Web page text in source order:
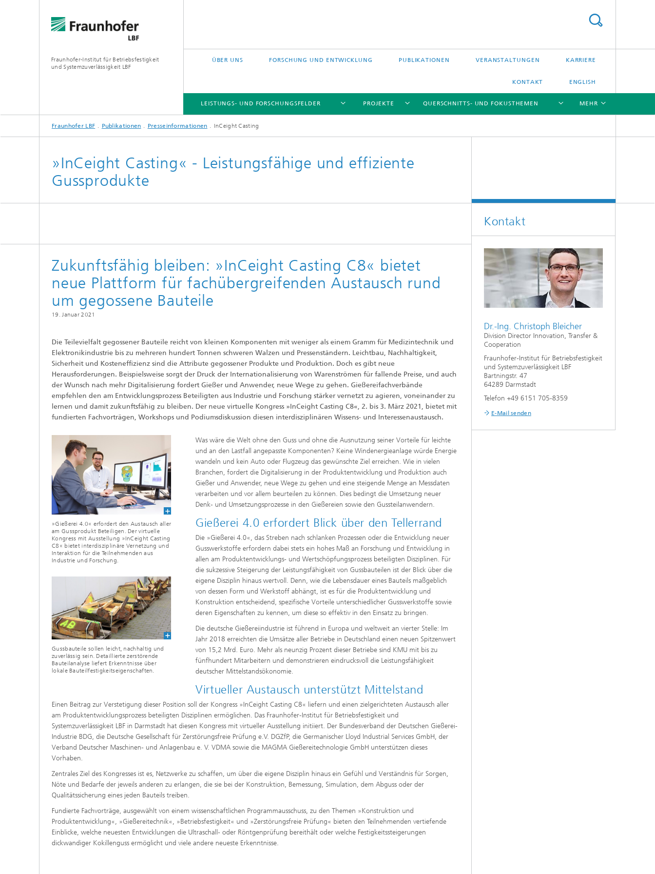
Fraunhofer-Institut für Betriebsfestigkeit
und Systemzuverlässigkeit LBF
ÜBER UNS FORSCHUNG UND ENTWICKLUNG PUBLIKATIONEN VERANSTALTUNGEN KARRIERE
KONTAKT ENGLISH
LEISTUNGS- UND FORSCHUNGSFELDER
LEISTUNGS- UND FORSCHUNGSFELDER
PROJEKTE
PROJEKTE
QUERSCHNITTS- UND FOKUSTHEMEN
QUERSCHNITTS- UND FOKUSTHEMEN
MEHR
Fraunhofer LBF Publikationen Presseinformationen InCeight Casting
»InCeight Casting« - Leistungsfähige und effiziente
Gussprodukte
Zukunftsfähig bleiben: »InCeight Casting C8« bietet
neue Plattform für fachübergreifenden Austausch rund
um gegossene Bauteile
19. Januar 2021
Die Teilevielfalt gegossener Bauteile reicht von kleinen Komponenten mit weniger als einem Gramm für Medizintechnik und
Elektronikindustrie bis zu mehreren hundert Tonnen schweren Walzen und Pressenständern. Leichtbau, Nachhaltigkeit,
Sicherheit und Kosteneffizienz sind die Attribute gegossener Produkte und Produktion. Doch es gibt neue
Herausforderungen. Beispielsweise sorgt der Druck der Internationalisierung von Warenströmen für fallende Preise, und auch
der Wunsch nach mehr Digitalisierung fordert Gießer und Anwender, neue Wege zu gehen. Gießereifachverbände
empfehlen den am Entwicklungsprozess Beteiligten aus Industrie und Forschung stärker vernetzt zu agieren, voneinander zu
lernen und damit zukunftsfähig zu bleiben. Der neue virtuelle Kongress »InCeight Casting C8«, 2. bis 3. März 2021, bietet mit
fundierten Fachvorträgen, Workshops und Podiumsdiskussion diesen interdisziplinären Wissens- und Interessenaustausch.
»Gießerei 4.0« erfordert den Austausch aller
am Gussprodukt Beteiligen. Der virtuelle
Kongress mit Ausstellung »InCeight Casting
C8« bietet interdisziplinäre Vernetzung und
Interaktion für die Teilnehmenden aus
Industrie und Forschung.
Gussbauteile sollen leicht, nachhaltig und
zuverlässig sein. Detaillierte zerstörende
Bauteilanalyse liefert Erkenntnisse über
lokale Bauteilfestigkeitseigenschaften.
Was wäre die Welt ohne den Guss und ohne die Ausnutzung seiner Vorteile für leichte
und an den Lastfall angepasste Komponenten? Keine Windenergieanlage würde Energie
wandeln und kein Auto oder Flugzeug das gewünschte Ziel erreichen. Wie in vielen
Branchen, fordert die Digitalisierung in der Produktentwicklung und Produktion auch
Gießer und Anwender, neue Wege zu gehen und eine steigende Menge an Messdaten
verarbeiten und vor allem beurteilen zu können. Dies bedingt die Umsetzung neuer
Denk- und Umsetzungsprozesse in den Gießereien sowie den Gussteilanwendern.
Gießerei 4.0 erfordert Blick über den Tellerrand
Die »Gießerei 4.0«, das Streben nach schlanken Prozessen oder die Entwicklung neuer
Gusswerkstoffe erfordern dabei stets ein hohes Maß an Forschung und Entwicklung in
allen am Produktentwicklungs- und Wertschöpfungsprozess beteiligten Disziplinen. Für
die sukzessive Steigerung der Leistungsfähigkeit von Gussbauteilen ist der Blick über die
eigene Disziplin hinaus wertvoll. Denn, wie die Lebensdauer eines Bauteils maßgeblich
von dessen Form und Werkstoff abhängt, ist es für die Produktentwicklung und
Konstruktion entscheidend, spezifische Vorteile unterschiedlicher Gusswerkstoffe sowie
deren Eigenschaften zu kennen, um diese so effektiv in den Einsatz zu bringen.
Die deutsche Gießereiindustrie ist führend in Europa und weltweit an vierter Stelle: Im
Jahr 2018 erreichten die Umsätze aller Betriebe in Deutschland einen neuen Spitzenwert
von 15,2 Mrd. Euro. Mehr als neunzig Prozent dieser Betriebe sind KMU mit bis zu
fünfhundert Mitarbeitern und demonstrieren eindrucksvoll die Leistungsfähigkeit
deutscher Mittelstandsökonomie.
Virtueller Austausch unterstützt Mittelstand
Einen Beitrag zur Verstetigung dieser Position soll der Kongress »InCeight Casting C8« liefern und einen zielgerichteten Austausch aller
am Produktentwicklungsprozess beteiligten Disziplinen ermöglichen. Das Fraunhofer-Institut für Betriebsfestigkeit und
Systemzuverlässigkeit LBF in Darmstadt hat diesen Kongress mit virtueller Ausstellung initiiert. Der Bundesverband der Deutschen Gießerei-
Industrie BDG, die Deutsche Gesellschaft für Zerstörungsfreie Prüfung e.V. DGZfP, die Germanischer Lloyd Industrial Services GmbH, der
Verband Deutscher Maschinen- und Anlagenbau e. V. VDMA sowie die MAGMA Gießereitechnologie GmbH unterstützen dieses
Vorhaben.
Zentrales Ziel des Kongresses ist es, Netzwerke zu schaffen, um über die eigene Disziplin hinaus ein Gefühl und Verständnis für Sorgen,
Nöte und Bedarfe der jeweils anderen zu erlangen, die sie bei der Konstruktion, Bemessung, Simulation, dem Abguss oder der
Qualitätssicherung eines jeden Bauteils treiben.
Fundierte Fachvorträge, ausgewählt von einem wissenschaftlichen Programmausschuss, zu den Themen »Konstruktion und
Produktentwicklung«, »Gießereitechnik«, »Betriebsfestigkeit« und »Zerstörungsfreie Prüfung« bieten den Teilnehmenden vertiefende
Einblicke, welche neuesten Entwicklungen die Ultraschall- oder Röntgenprüfung bereithält oder welche Festigkeitssteigerungen
dickwandiger Kokillenguss ermöglicht und viele andere neueste Erkenntnisse.
Kontakt
Dr.-Ing. Christoph Bleicher
Division Director Innovation, Transfer &
Cooperation
Fraunhofer-Institut für Betriebsfestigkeit
und Systemzuverlässigkeit LBF
Bartningstr. 47
64289 Darmstadt
Telefon +49 6151 705-8359
E-Mail senden